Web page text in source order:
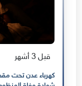
قبل 3 أشهر